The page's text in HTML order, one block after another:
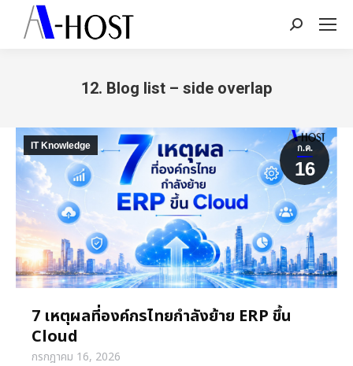
Search:
12. Blog list – side overlap
ก.ค.
16
IT Knowledge
7 เหตุผลที่องค์กรไทยกำลังย้าย ERP ขึ้น
Cloud
กรกฎาคม 16, 2026